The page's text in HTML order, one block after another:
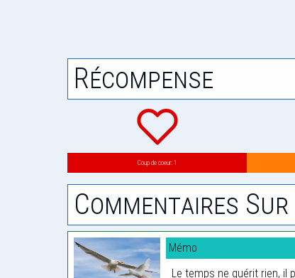
Récompense
Coup de coeur: 1
Commentaires Sur
Mémo
Le temps ne guérit rien, il